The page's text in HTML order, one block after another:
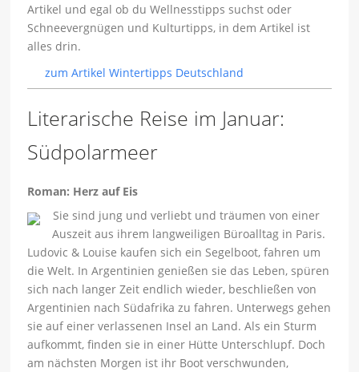
Artikel und egal ob du Wellnesstipps suchst oder
Schneevergnügen und Kulturtipps, in dem Artikel ist
alles drin.
zum Artikel Wintertipps Deutschland
Literarische Reise im Januar:
Südpolarmeer
Roman: Herz auf Eis
Sie sind jung und verliebt und träumen von einer
Auszeit aus ihrem langweiligen Büroalltag in Paris.
Ludovic & Louise kaufen sich ein Segelboot, fahren um
die Welt. In Argentinien genießen sie das Leben, spüren
sich nach langer Zeit endlich wieder, beschließen von
Argentinien nach Südafrika zu fahren. Unterwegs gehen
sie auf einer verlassenen Insel an Land. Als ein Sturm
aufkommt, finden sie in einer Hütte Unterschlupf. Doch
am nächsten Morgen ist ihr Boot verschwunden,